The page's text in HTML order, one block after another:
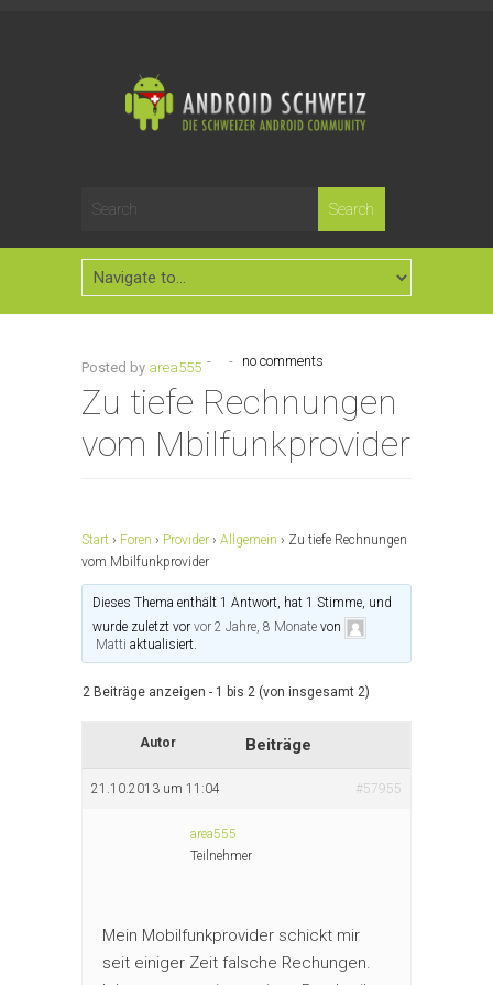
Posted by area555 - - no comments
Zu tiefe Rechnungen
vom Mbilfunkprovider
Start › Foren › Provider › Allgemein › Zu tiefe Rechnungen
vom Mbilfunkprovider
Dieses Thema enthält 1 Antwort, hat 1 Stimme, und
wurde zuletzt vorvor 2 Jahre, 8 Monate von
Matti aktualisiert.
2 Beiträge anzeigen - 1 bis 2 (von insgesamt 2)
Autor Beiträge
21.10.2013 um 11:04 #57955
area555
Teilnehmer
Mein Mobilfunkprovider schickt mir
seit einiger Zeit falsche Rechungen.